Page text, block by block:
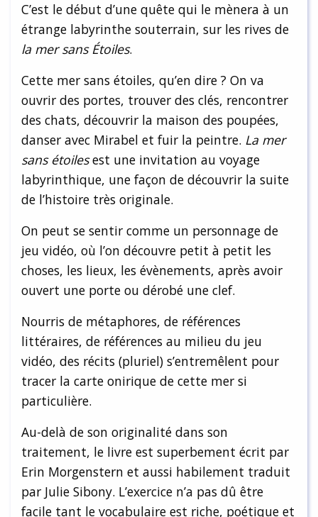
C’est le début d’une quête qui le mènera à un
étrange labyrinthe souterrain, sur les rives de
la mer sans Étoiles.
Cette mer sans étoiles, qu’en dire ? On va
ouvrir des portes, trouver des clés, rencontrer
des chats, découvrir la maison des poupées,
danser avec Mirabel et fuir la peintre. La mer
sans étoilesest une invitation au voyage
labyrinthique, une façon de découvrir la suite
de l’histoire très originale.
On peut se sentir comme un personnage de
jeu vidéo, où l’on découvre petit à petit les
choses, les lieux, les évènements, après avoir
ouvert une porte ou dérobé une clef.
Nourris de métaphores, de références
littéraires, de références au milieu du jeu
vidéo, des récits (pluriel) s’entremêlent pour
tracer la carte onirique de cette mer si
particulière.
Au-delà de son originalité dans son
traitement, le livre est superbement écrit par
Erin Morgenstern et aussi habilement traduit
par Julie Sibony. L’exercice n’a pas dû être
facile tant le vocabulaire est riche, poétique et